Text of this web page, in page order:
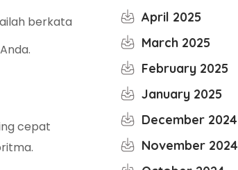
berkata
cepat
April 2025
March 2025
February 2025
January 2025
December 2024
November 2024